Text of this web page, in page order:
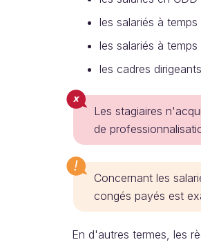
les salariés à temps
les salariés à temps
les cadres
Les stagiaires
de
Concernant les
congés payés est
En d'autres termes, les